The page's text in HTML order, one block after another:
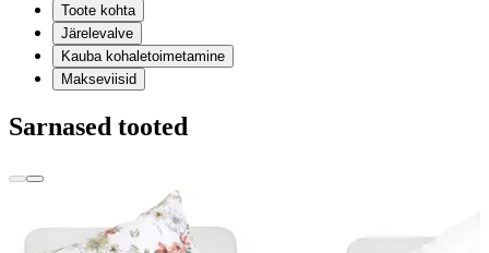
Toote kohta
Järelevalve
Kauba kohaletoimetamine
Makseviisid
Sarnased tooted